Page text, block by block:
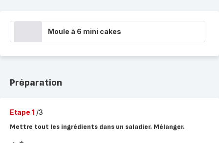
Moule à 6 mini cakes
Préparation
Etape 1 /3
Mettre tout les ingrédients dans un saladier. Mélanger.